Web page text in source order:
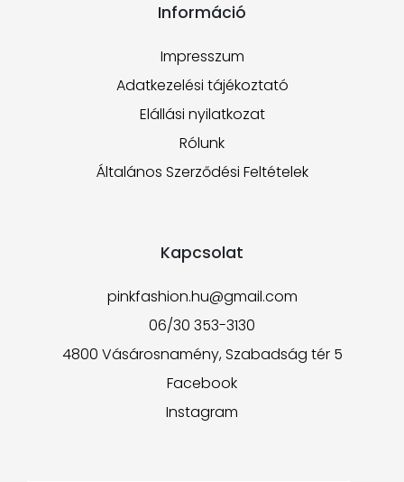
Információ
Impresszum
Adatkezelési tájékoztató
Elállási nyilatkozat
Rólunk
Általános Szerződési Feltételek
Kapcsolat
pinkfashion.hu@gmail.com
06/30 353-3130
4800 Vásárosnamény, Szabadság tér 5
Facebook
Instagram